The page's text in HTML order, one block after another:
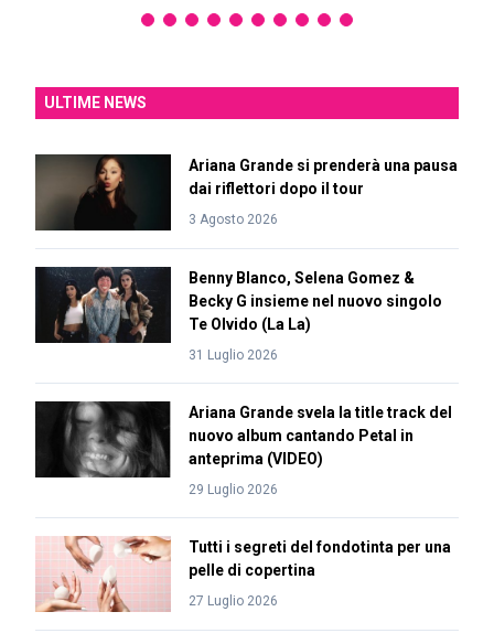
ULTIME NEWS
Ariana Grande si prenderà una pausa
dai riflettori dopo il tour
3 Agosto 2026
Benny Blanco, Selena Gomez &
Becky G insieme nel nuovo singolo
Te Olvido (La La)
31 Luglio 2026
Ariana Grande svela la title track del
nuovo album cantando Petal in
anteprima (VIDEO)
29 Luglio 2026
Tutti i segreti del fondotinta per una
pelle di copertina
27 Luglio 2026